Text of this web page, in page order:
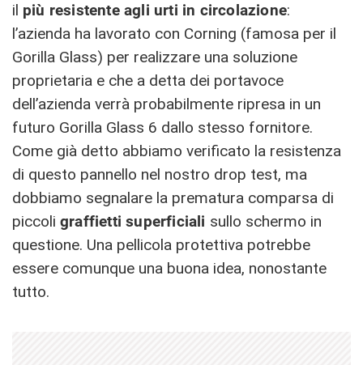
il più resistente agli urti in circolazione:
l’azienda ha lavorato con Corning (famosa per il
Gorilla Glass) per realizzare una soluzione
proprietaria e che a detta dei portavoce
dell’azienda verrà probabilmente ripresa in un
futuro Gorilla Glass 6 dallo stesso fornitore.
Come già detto abbiamo verificato la resistenza
di questo pannello nel nostro drop test, ma
dobbiamo segnalare la prematura comparsa di
piccoli graffietti superficiali sullo schermo in
questione. Una pellicola protettiva potrebbe
essere comunque una buona idea, nonostante
tutto.